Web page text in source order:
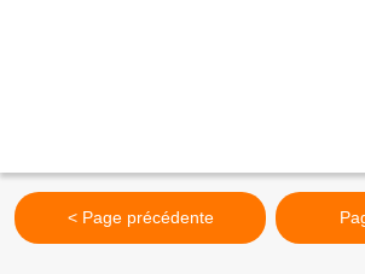
< Page précédente